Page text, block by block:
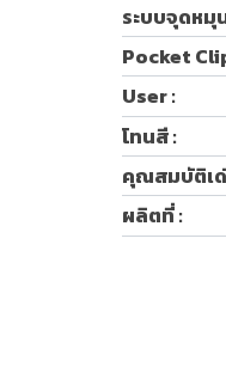
ระบบจุดหมุ
Pocket
User :
โทนสี :
คุณสมบัติเ
ผลิตที่ :